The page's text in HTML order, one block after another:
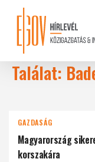
content
Találat:
GAZDASÁG
Magyarország
korszakára